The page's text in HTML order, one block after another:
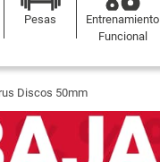
Pesas
Entrenamiento
Funcional
Discos 50mm